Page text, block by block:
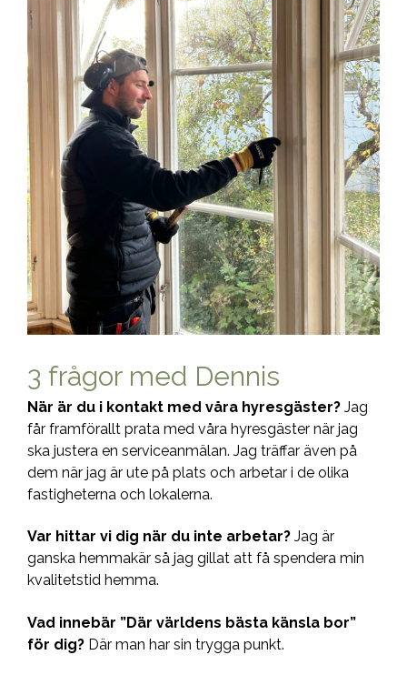
3 frågor med Dennis
När är du i kontakt med våra hyresgäster? Jag
får framförallt prata med våra hyresgäster när jag
ska justera en serviceanmälan. Jag träffar även på
dem när jag är ute på plats och arbetar i de olika
fastigheterna och lokalerna.
Var hittar vi dig när du inte arbetar? Jag är
ganska hemmakär så jag gillat att få spendera min
kvalitetstid hemma.
Vad innebär ”Där världens bästa känsla bor”
för dig? Där man har sin trygga punkt.